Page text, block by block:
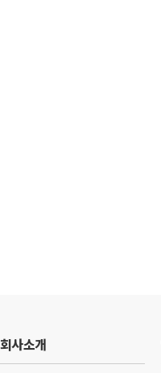
회사소개